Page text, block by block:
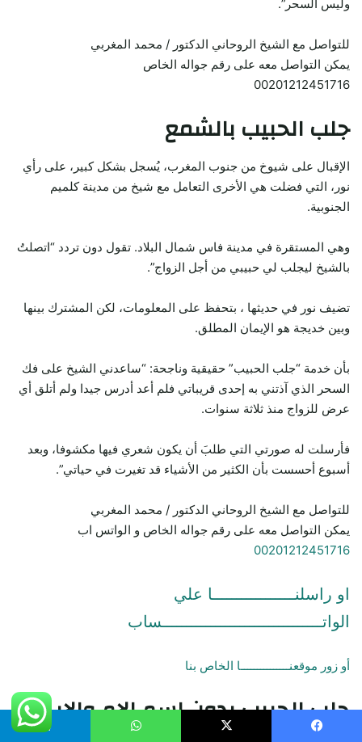
وليس السحر”.
للتواصل مع الشيخ الروحاني الدكتور / محمد المغربي
يمكن التواصل معه على رقم جواله الخاص
00201212451716
جلب الحبيب بالشمع
الإقبال على شيوخ من جنوب المغرب، يُسجل بشكل كبير، على رأي
نور، التي فضلت هي الأخرى التعامل مع شيخ من مدينة كلميم
الجنوبية.
وهي المستقرة في مدينة فاس شمال البلاد. تقول دون تردد “اتصلتُ
بالشيخ ليجلب لي حبيبي من أجل الزواج”.
تضيف نور في حديثها ، بتحفظ على المعلومات، لكن المشترك بينها
وبين خديجة هو الإيمان المطلق.
بأن خدمة “جلب الحبيب” حقيقية وناجحة: “ساعدني الشيخ على فك
السحر الذي آذتني به إحدى قريباتي فلم أعد أدرس جيدا ولم أتلق أي
عرض للزواج منذ ثلاثة سنوات.
فأرسلت له صورتي التي طلبَ أن يكون شعري فيها مكشوفا، وبعد
أسبوع أحسست بأن الكثير من الأشياء قد تغيرت في حياتي”.
للتواصل مع الشيخ الروحاني الدكتور / محمد المغربي
يمكن التواصل معه على رقم جواله الخاص و الواتس اب
00201212451716
او راسلنـــــــــــــــــا علي
الواتـــــــــــــــــــــــــــــــــساب
أو زور موقعنـــــــــــــــا الخاص بنا
جلب الحبيببدون اسم الام والاب